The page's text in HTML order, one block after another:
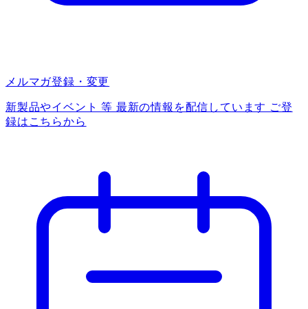
メルマガ登録・変更
新製品やイベント 等 最新の情報を配信しています ご登
録はこちらから